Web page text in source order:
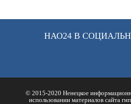
НАО24 В
© 2015-2020 Ненецкое
использовании материалов сайта